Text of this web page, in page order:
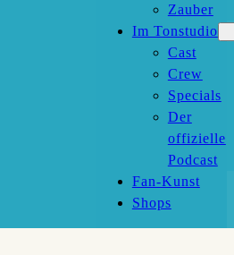
Zauber
Im Tonstudio
Cast
Crew
Specials
Der
offizielle
Podcast
Fan-Kunst
Shops